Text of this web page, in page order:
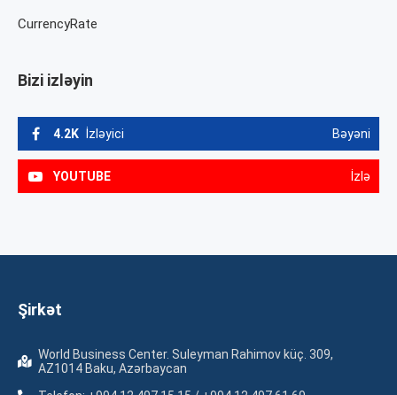
CurrencyRate
Bizi izləyin
4.2K İzləyici Bəyəni
YOUTUBE İzlə
Şirkət
World Business Center. Suleyman Rahimov küç. 309,
AZ1014 Baku, Azərbaycan